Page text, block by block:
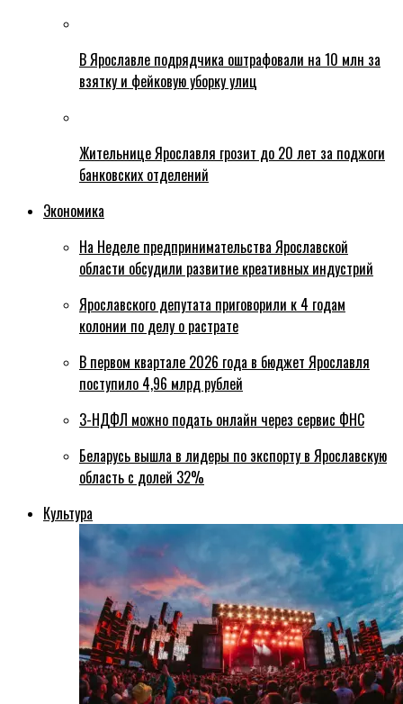
В Ярославле подрядчика оштрафовали на 10 млн за
взятку и фейковую уборку улиц
Жительнице Ярославля грозит до 20 лет за поджоги
банковских отделений
Экономика
На Неделе предпринимательства Ярославской
области обсудили развитие креативных индустрий
Ярославского депутата приговорили к 4 годам
колонии по делу о растрате
В первом квартале 2026 года в бюджет Ярославля
поступило 4,96 млрд рублей
3-НДФЛ можно подать онлайн через сервис ФНС
Беларусь вышла в лидеры по экспорту в Ярославскую
область с долей 32%
Культура